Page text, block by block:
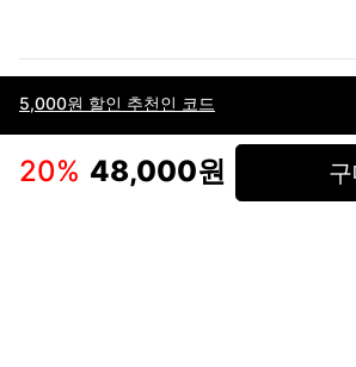
5,000원 할인 추천인 코드
20% 48,000원
이용약관고객센터판매개인정보 처리방침
인스타그램
페이스북